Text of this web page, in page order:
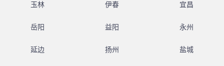
玉林 伊春 宜昌
岳阳 益阳 永州
延边 扬州 盐城